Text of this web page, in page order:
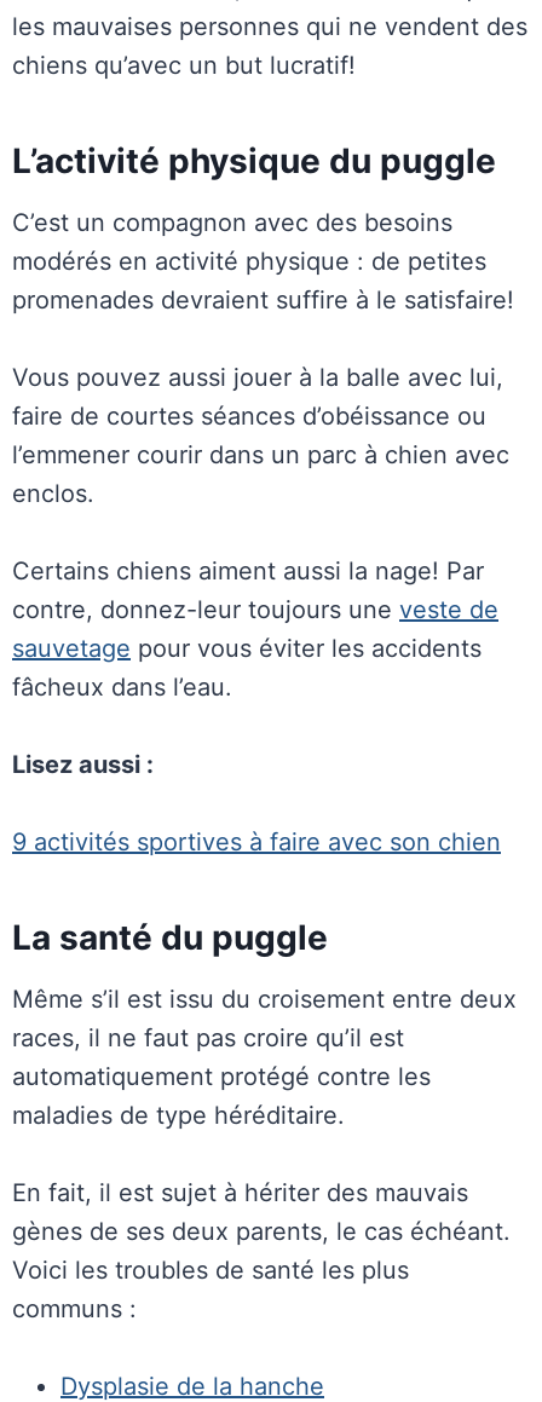
les mauvaises personnes qui ne vendent des
chiens qu’avec un but lucratif!
L’activité physique du puggle
C’est un compagnon avec des besoins
modérés en activité physique : de petites
promenades devraient suffire à le satisfaire!
Vous pouvez aussi jouer à la balle avec lui,
faire de courtes séances d’obéissance ou
l’emmener courir dans un parc à chien avec
enclos.
Certains chiens aiment aussi la nage! Par
contre, donnez-leur toujours une veste de
sauvetage pour vous éviter les accidents
fâcheux dans l’eau.
Lisez aussi :
9 activités sportives à faire avec son chien
La santé du puggle
Même s’il est issu du croisement entre deux
races, il ne faut pas croire qu’il est
automatiquement protégé contre les
maladies de type héréditaire.
En fait, il est sujet à hériter des mauvais
gènes de ses deux parents, le cas échéant.
Voici les troubles de santé les plus
communs :
Dysplasie de la hanche